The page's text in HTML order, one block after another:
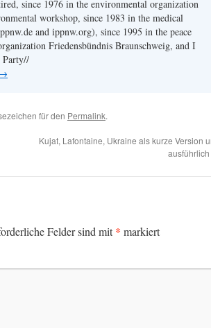
since 1976 in the environmental organization
workshop, since 1983 in the medical
and ippnw.org), since 1995 in the peace
Friedensbündnis Braunschweig, and I
Party//
für den Permalink.
Kujat, Lafontaine, Ukraine als kurze Version
ausführlich
Felder sind mit* markiert